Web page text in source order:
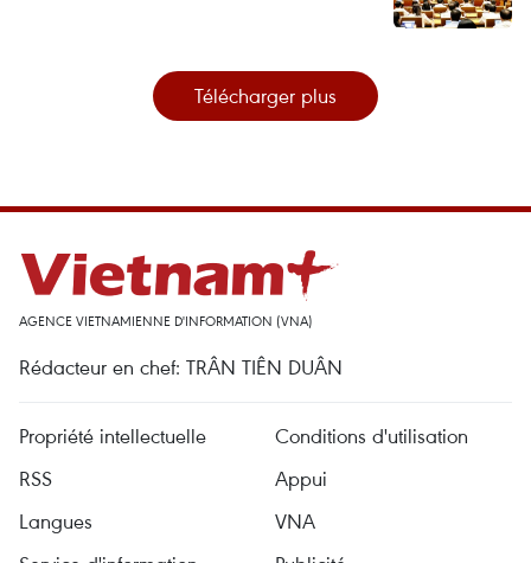
Télécharger plus
AGENCE VIETNAMIENNE D'INFORMATION (VNA)
Rédacteur en chef: TRÂN TIÊN DUÂN
Propriété intellectuelle
Conditions d'utilisation
RSS
Appui
Langues
VNA